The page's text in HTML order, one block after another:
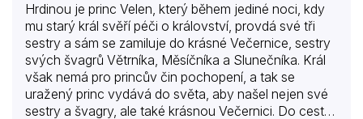
Hrdinou je princ Velen, který během jediné noci, kdy
mu starý král svěří péči o království, provdá své tři
sestry a sám se zamiluje do krásné Večernice, sestry
svých švagrů Větrníka, Měsíčníka a Slunečníka. Král
však nemá pro princův čin pochopení, a tak se
uražený princ vydává do světa, aby našel nejen své
sestry a švagry, ale také krásnou Večernici. Do cesty